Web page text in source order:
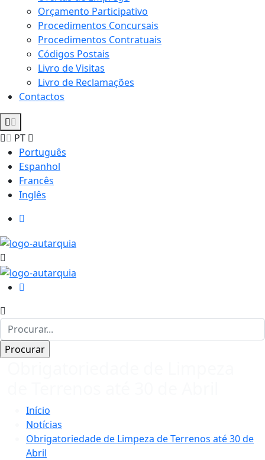
Orçamento Participativo
Procedimentos Concursais
Procedimentos Contratuais
Códigos Postais
Livro de Visitas
Livro de Reclamações
Contactos
PT
Português
Espanhol
Francês
Inglês
Início
Notícias
Obrigatoriedade de Limpeza de Terrenos até 30 de
Abril